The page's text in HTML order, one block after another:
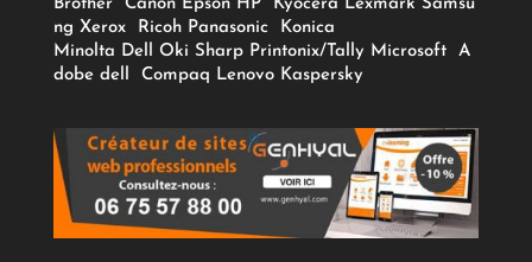
Brother Canon Epson HP Kyocera Lexmark Samsu
ng Xerox Ricoh Panasonic
Konica
Minolta Dell Oki Sharp Printonix/Tally Microsoft
A
dobe dell Compaq Lenovo Kaspersky